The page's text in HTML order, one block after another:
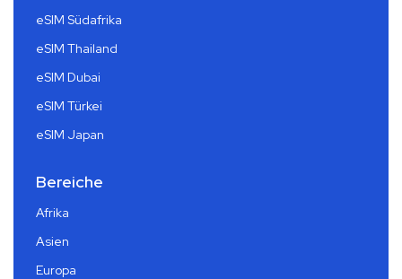
eSIM Südafrika
eSIM Thailand
eSIM Dubai
eSIM Türkei
eSIM Japan
Bereiche
Afrika
Asien
Europa